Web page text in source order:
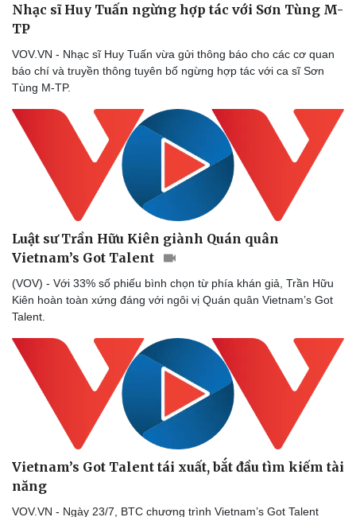
Nhạc sĩ Huy Tuấn ngừng hợp tác với Sơn Tùng M-
TP
VOV.VN - Nhạc sĩ Huy Tuấn vừa gửi thông báo cho các cơ quan
báo chí và truyền thông tuyên bố ngừng hợp tác với ca sĩ Sơn
Tùng M-TP.
Luật sư Trần Hữu Kiên giành Quán quân
Vietnam’s Got Talent
(VOV) - Với 33% số phiếu bình chọn từ phía khán giả, Trần Hữu
Kiên hoàn toàn xứng đáng với ngôi vị Quán quân Vietnam’s Got
Talent.
Vietnam’s Got Talent tái xuất, bắt đầu tìm kiếm tài
năng
VOV.VN - Ngày 23/7, BTC chương trình Vietnam’s Got Talent